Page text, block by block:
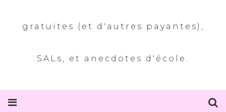
gratuites (et d'autres payantes),
SALs, et anecdotes d'école.